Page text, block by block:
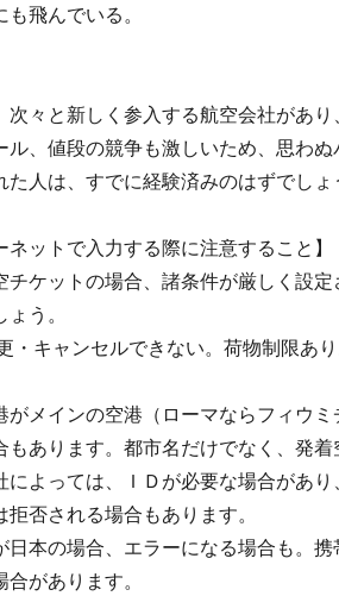
も飛んでいる。
次々と新しく参入する航空会社があ
ル、値段の競争も激しいため、思わ
た人は、すでに経験済みのはずでしょ
ネットで入力する際に注意すること】
ケットの場合、諸条件が厳しく設
う。
キャンセルできない。荷物制限あ
メインの空港（ローマならフィウ
もあります。都市名だけでなく、発着
よっては、ＩＤが必要な場合があ
拒否される場合もあります。
本の場合、エラーになる場合も。
合があります。